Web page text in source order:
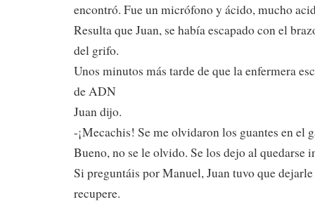
encontró. Fue un micrófono y ácido, mucho
Resulta que Juan, se había escapado con el
del grifo.
Unos minutos más tarde de que la enfermera
de ADN
Juan dijo.
-¡Mecachis! Se me olvidaron los guantes en el
Bueno, no se le olvido. Se los dejo al quedarse
Si preguntáis por Manuel, Juan tuvo que dejarle
recupere.